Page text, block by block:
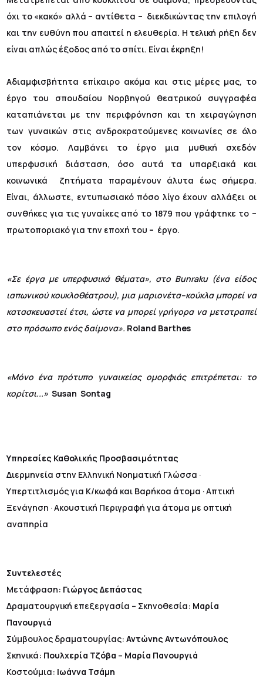
όχι το «κακό» αλλά – αντίθετα – διεκδικώντας την επιλογή
και την ευθύνη που απαιτεί η ελευθερία. Η τελική ρήξη δεν
είναι απλώς έξοδος από το σπίτι. Είναι έκρηξη!
Αδιαμφισβήτητα επίκαιρο ακόμα και στις μέρες μας, το
έργο του σπουδαίου Νορβηγού θεατρικού συγγραφέα
καταπιάνεται με την περιφρόνηση και τη χειραγώγηση
των γυναικών στις ανδροκρατούμενες κοινωνίες σε όλο
τον κόσμο. Λαμβάνει το έργο μια μυθική σχεδόν
υπερφυσική διάσταση, όσο αυτά τα υπαρξιακά και
κοινωνικά ζητήματα παραμένουν άλυτα έως σήμερα.
Είναι, άλλωστε, εντυπωσιακό πόσο λίγο έχουν αλλάξει οι
συνθήκες για τις γυναίκες από το 1879 που γράφτηκε το –
πρωτοποριακό για την εποχή του – έργο.
«Σε έργα με υπερφυσικά θέματα», στο Bunraku (ένα είδος
ιαπωνικού κουκλοθέατρου), μια μαριονέτα–κούκλα μπορεί να
κατασκευαστεί έτσι, ώστε να μπορεί γρήγορα να μετατραπεί
στο πρόσωπο ενός δαίμονα». Roland Barthes
«Μόνο ένα πρότυπο γυναικείας ομορφιάς επιτρέπεται: το
κορίτσι...»Susan Sontag
Υπηρεσίες Καθολικής Προσβασιμότητας
Διερμηνεία στην Ελληνική Νοηματική Γλώσσα ·
Υπερτιτλισμός για Κ/κωφά και Βαρήκοα άτομα · Απτική
Ξενάγηση · Ακουστική Περιγραφή για άτομα με οπτική
αναπηρία
Συντελεστές
Μετάφραση: Γιώργος Δεπάστας
Δραματουργική επεξεργασία – Σκηνοθεσία: Μαρία
Πανουργιά
Σύμβουλος δραματουργίας:Αντώνης Αντωνόπουλος
Σκηνικά: Πουλχερία Τζόβα – Μαρία Πανουργιά
Κοστούμια: Ιωάννα Τσάμη